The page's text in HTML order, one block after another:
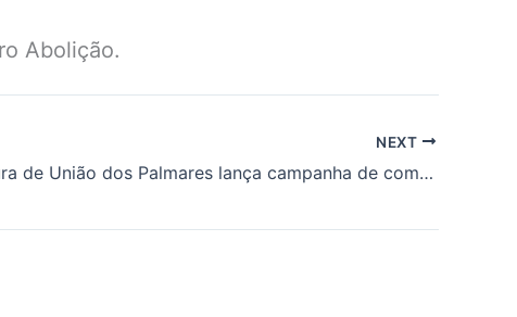
Abolição.
NEXT
Prefeitura de União dos Palmares lança campanha de combate às moscas e pede apoio da imprensa local na conscientização